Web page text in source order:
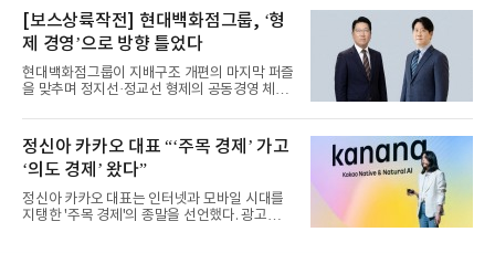
[보스상륙작전] 현대백화점그룹, ‘형
제 경영’으로 방향 틀었다
현대백화점그룹이 지배구조 개편의 마지막 퍼즐
을 맞추며 정지선·정교선 형제의 공동경영 체제
정신아 카카오 대표 “‘주목 경제’ 가고
‘의도 경제’ 왔다”
정신아 카카오 대표는 인터넷과 모바일 시대를
지탱한 '주목 경제'의 종말을 선언했다. 광고를